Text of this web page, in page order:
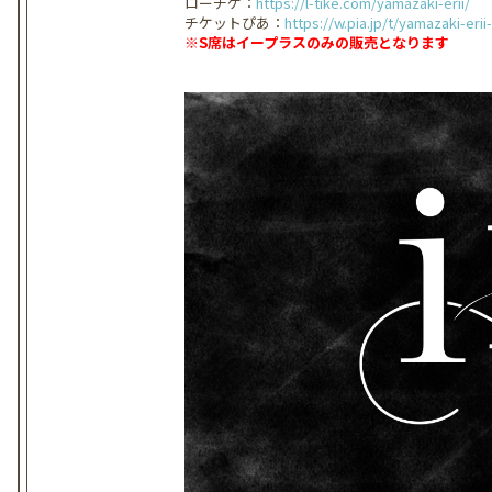
チケットぴあ： https://w.pia.jp/t/yamazaki-
※S席はイープラスのみの販売となります